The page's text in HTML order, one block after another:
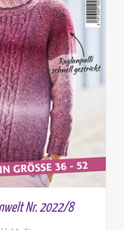
Nr. 2022/8